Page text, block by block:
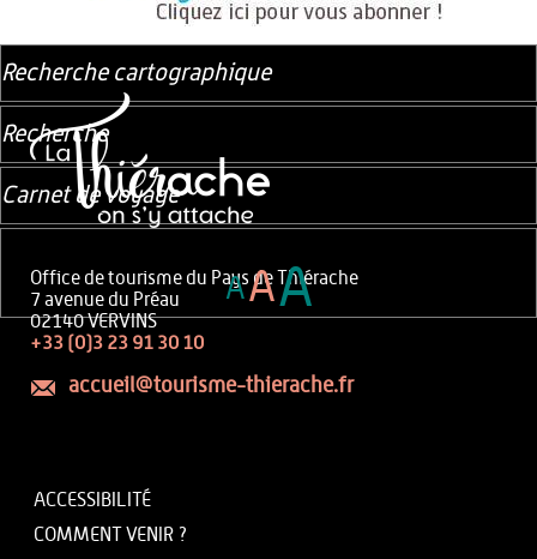
Office de tourisme du Pays de Thiérache
7 avenue du Préau
02140 VERVINS
+33 (0)3 23 91 30 10
accueil@tourisme-thierache.fr
ACCESSIBILITÉ
COMMENT VENIR ?
Recherche cartographique
Recherche
Carnet de voyage
AAA